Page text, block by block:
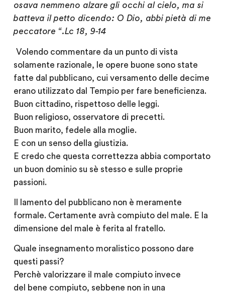
osava nemmeno alzare gli occhi al cielo, ma si
batteva il petto dicendo: O Dio, abbi pietà di me
peccatore “.Lc 18, 9-14
Volendo commentare da un punto di vista
solamente razionale, le opere buone sono state
fatte dal pubblicano, cui versamento delle decime
erano utilizzato dal Tempio per fare beneficienza.
Buon cittadino, rispettoso delle leggi.
Buon religioso, osservatore di precetti.
Buon marito, fedele alla moglie.
E con un senso della giustizia.
E credo che questa correttezza abbia comportato
un buon dominio su sè stesso e sulle proprie
passioni.
Il lamento del pubblicano non è meramente
formale. Certamente avrà compiuto del male. E la
dimensione del male è ferita al fratello.
Quale insegnamento moralistico possono dare
questi passi?
Perchè valorizzare il male compiuto invece
del bene compiuto, sebbene non in una